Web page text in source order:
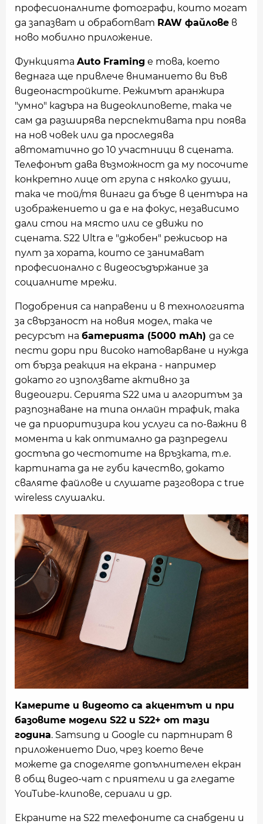
професионалните фотографи, които могат
да запазват и обработват RAW файлове в
ново мобилно приложение.
Функцията Auto Framing е това, което
веднага ще привлече вниманието ви във
видеонастройките. Режимът аранжира
"умно" кадъра на видеоклиповете, така че
сам да разширява перспективата при поява
на нов човек или да проследява
автоматично до 10 участници в сцената.
Телефонът дава възможност да му посочите
конкретно лице от група с няколко души,
така че той/тя винаги да бъде в центъра на
изображението и да е на фокус, независимо
дали стои на място или се движи по
сцената. S22 Ultra е "джобен" режисьор на
пулт за хората, които се занимават
професионално с видеосъдържание за
социалните мрежи.
Подобрения са направени и в технологията
за свързаност на новия модел, така че
ресурсът на батерията (5000 mAh) да се
пести дори при високо натоварване и нужда
от бърза реакция на екрана - например
докато го използвате активно за
видеоигри. Серията S22 има и алгоритъм за
разпознаване на типа онлайн трафик, така
че да приоритизира кои услуги са по-важни в
момента и как оптимално да разпредели
достъпа до честотите на връзката, т.е.
картината да не губи качество, докато
сваляте файлове и слушате разговора с true
wireless слушалки.
Камерите и видеото са акцентът и при
базовите модели S22 и S22+ от тази
година. Samsung и Google си партнират в
приложението Duo, чрез което вече
можете да споделяте допълнителен екран
в общ видео-чат с приятели и да гледате
YouTube-клипове, сериали и др.
Екраните на S22 телефоните са снабдени и